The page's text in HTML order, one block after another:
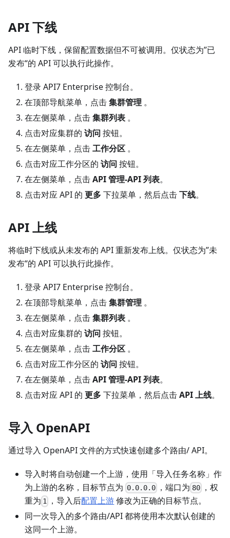
API 下线
API 临时下线，保留配置数据但不可被调用。仅状态为”已
发布“的 API 可以执行此操作。
登录 API7 Enterprise 控制台。
在顶部导航菜单，点击集群管理 。
在左侧菜单，点击集群列表 。
点击对应集群的 访问 按钮。
在左侧菜单，点击工作分区 。
点击对应工作分区的 访问 按钮。
在左侧菜单，点击API 管理-API 列表。
点击对应 API 的 更多下拉菜单，然后点击下线。
API 上线
将临时下线或从未发布的 API 重新发布上线。仅状态为”未
发布“的 API 可以执行此操作。
登录 API7 Enterprise 控制台。
在顶部导航菜单，点击集群管理 。
在左侧菜单，点击集群列表 。
点击对应集群的 访问 按钮。
在左侧菜单，点击工作分区 。
点击对应工作分区的 访问 按钮。
在左侧菜单，点击API 管理-API 列表。
点击对应 API 的 更多下拉菜单，然后点击API 上线。
导入 OpenAPI
通过导入 OpenAPI 文件的方式快速创建多个路由/ API。
导入时将自动创建一个上游，使用「导入任务名称」作
为上游的名称，目标节点为 0.0.0.0 ，端口为 80，权
重为 1 ，导入后配置上游修改为正确的目标节点。
同一次导入的多个路由/API 都将使用本次默认创建的
这同一个上游。